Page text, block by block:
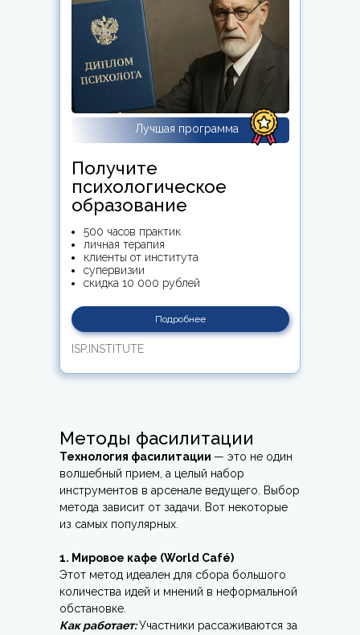
500 часов практик
личная терапия
клиенты от института
супервизии
скидка 10 000 рублей
Получите
психологическое
образование
Лучшая программа
Подробнее
ISP.INSTITUTE
Методы фасилитации
Технология фасилитации — это не один
волшебный прием, а целый набор
инструментов в арсенале ведущего. Выбор
метода зависит от задачи. Вот некоторые
из самых популярных.
1. Мировое кафе (World Café)
Этот метод идеален для сбора большого
количества идей и мнений в неформальной
обстановке.
Как работает:Участники рассаживаются за